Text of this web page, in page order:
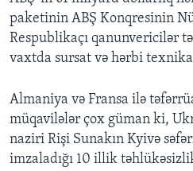
paketinin ABŞ Konqresinin
Respublikaçı qanunvericilər
vaxtda sursat və hərbi texnika
Almaniya və Fransa ilə
müqavilələr çox güman ki,
naziri Rişi Sunakın Kyivə
imzaladığı 10 illik